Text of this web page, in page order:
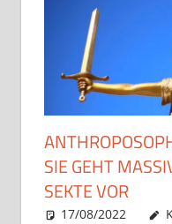
SIE GEHT
SEKTE VOR
17/08/2022